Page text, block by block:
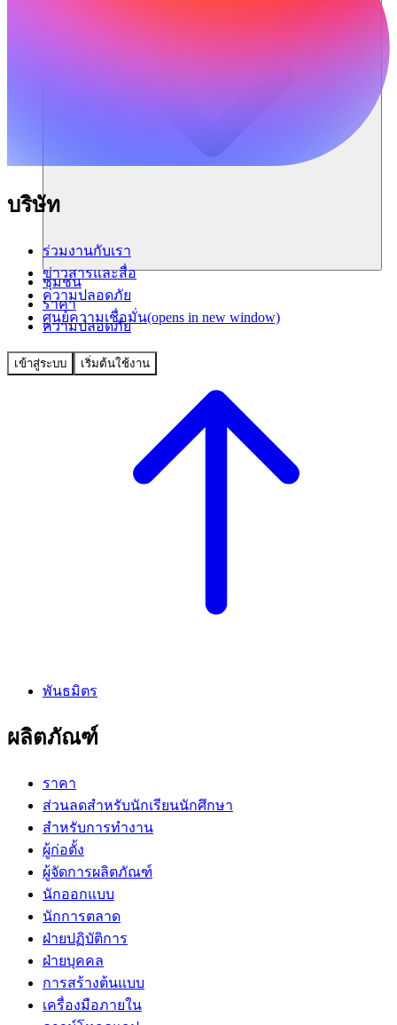
ชุมชน
ราคา
ความปลอดภัย
เข้าสู่ระบบ เริ่มต้นใช้งาน
บริษัท
ร่วมงานกับเรา
ข่าวสารและสื่อ
ความปลอดภัย
ศูนย์ความเชื่อมั่น(opens in new window)
พันธมิตร
ผลิตภัณฑ์
ราคา
ส่วนลดสำหรับนักเรียนนักศึกษา
สำหรับการทำงาน
ผู้ก่อตั้ง
ผู้จัดการผลิตภัณฑ์
นักออกแบบ
นักการตลาด
ฝ่ายปฏิบัติการ
ฝ่ายบุคคล
การสร้างต้นแบบ
เครื่องมือภายใน